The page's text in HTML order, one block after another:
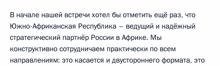
В начале нашей встречи хотел бы отметить ещё раз, что
Южно-Африканская Республика – ведущий и надёжный
стратегический партнёр России в Африке. Мы
конструктивно сотрудничаем практически по всем
направлениям: это касается и двустороннего формата, это